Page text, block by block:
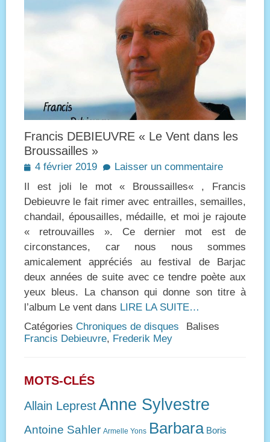
Francis DEBIEUVRE « Le Vent dans les
Broussailles »
Posted
4 février 2019
Laisser un commentaire
Il est joli le mot « Broussailles« , Francis
Debieuvre le fait rimer avec entrailles, semailles,
chandail, épousailles, médaille, et moi je rajoute
« retrouvailles ». Ce dernier mot est de
circonstances, car nous nous sommes
amicalement appréciés au festival de Barjac
deux années de suite avec ce tendre poète aux
yeux bleus. La chanson qui donne son titre à
l’album Le vent dans LIRE LA SUITE…
Catégories Chroniques de disques
Balises
Francis Debieuvre, Frederik Mey
MOTS-CLÉS
Allain LeprestAnne Sylvestre
Antoine Sahler Armelle Yons Barbara Boris